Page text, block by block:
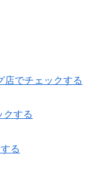
店でチェックする
クする
る